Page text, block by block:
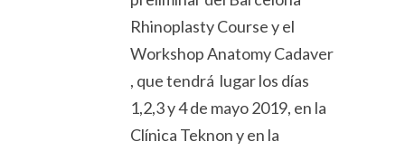
Rhinoplasty Course y el
Workshop Anatomy Cadaver
, que tendrá lugar los días
1,2,3 y 4 de mayo 2019, en la
Clínica Teknon y en la